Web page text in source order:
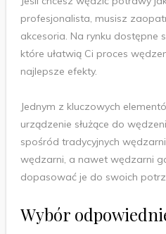
profesjonalista, musisz
akcesoria. Na rynku dostępne
które ułatwią Ci proces
najlepsze efekty.
Jednym z kluczowych
urządzenie służące do
spośród tradycyjnych
wędzarni, a nawet wędzarni
dopasować je do swoich
Wybór